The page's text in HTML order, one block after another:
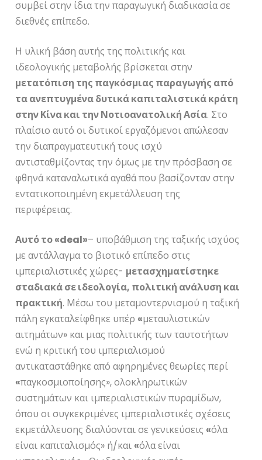
συμβεί στην ίδια την παραγωγική διαδικασία σε
διεθνές επίπεδο.
Η υλική βάση αυτής της πολιτικής και
ιδεολογικής μεταβολής βρίσκεται στην
μετατόπιση της παγκόσμιας παραγωγής από
τα ανεπτυγμένα δυτικά καπιταλιστικά κράτη
στην Κίνα και την Νοτιοανατολική Ασία. Στο
πλαίσιο αυτό οι δυτικοί εργαζόμενοι απώλεσαν
την διαπραγματευτική τους ισχύ
αντισταθμίζοντας την όμως με την πρόσβαση σε
φθηνά καταναλωτικά αγαθά που βασίζονταν στην
εντατικοποιημένη εκμετάλλευση της
περιφέρειας.
Αυτό το «deal»– υποβάθμιση της ταξικής ισχύος
με αντάλλαγμα το βιοτικό επίπεδο στις
ιμπεριαλιστικές χώρες- μετασχηματίστηκε
σταδιακά σε ιδεολογία, πολιτική ανάλυση και
πρακτική. Μέσω του μεταμοντερνισμού η ταξική
πάλη εγκαταλείφθηκε υπέρ «μεταυλιστικών
αιτημάτων» και μιας πολιτικής των ταυτοτήτων
ενώ η κριτική του ιμπεριαλισμού
αντικαταστάθηκε από αφηρημένες θεωρίες περί
«παγκοσμιοποίησης», ολοκληρωτικών
συστημάτων και ιμπεριαλιστικών πυραμίδων,
όπου οι συγκεκριμένες ιμπεριαλιστικές σχέσεις
εκμετάλλευσης διαλύονται σε γενικεύσεις «όλα
είναι καπιταλισμός» ή/και «όλα είναι